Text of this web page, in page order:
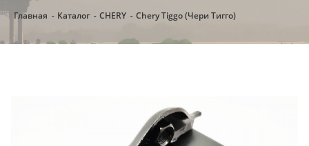
Главная Каталог CHERY Chery Tiggo (Чери Тигго)